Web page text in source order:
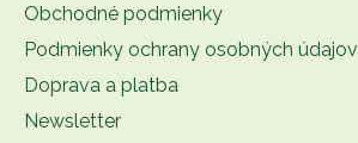
Obchodné podmienky
Podmienky ochrany osobných údajov
Doprava a platba
Newsletter